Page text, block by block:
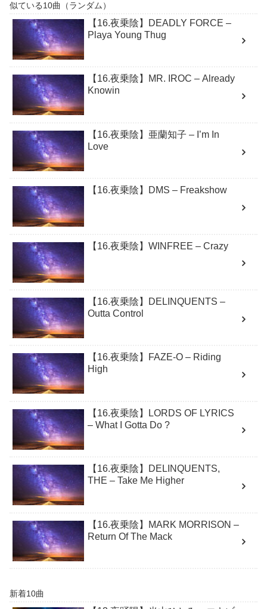
似ている10曲（ランダム）
【16.夜乗陰】DEADLY FORCE –
Playa Young Thug
【16.夜乗陰】MR. IROC – Already
Knowin
【16.夜乗陰】亜蘭知子 – I’m In
Love
【16.夜乗陰】DMS – Freakshow
【16.夜乗陰】WINFREE – Crazy
【16.夜乗陰】DELINQUENTS –
Outta Control
【16.夜乗陰】FAZE-O – Riding
High
【16.夜乗陰】LORDS OF LYRICS
– What I Gotta Do ?
【16.夜乗陰】DELINQUENTS,
THE – Take Me Higher
【16.夜乗陰】MARK MORRISON –
Return Of The Mack
新着10曲